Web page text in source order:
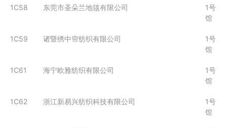
1C58 东莞市圣朵兰地毯有限公司
1号
馆
1C59 诸暨绣中帘纺织有限公司
1号
馆
1C61 海宁欧雅纺织有限公司
1号
馆
1C62 浙江新易兴纺织科技有限公司
1号
馆